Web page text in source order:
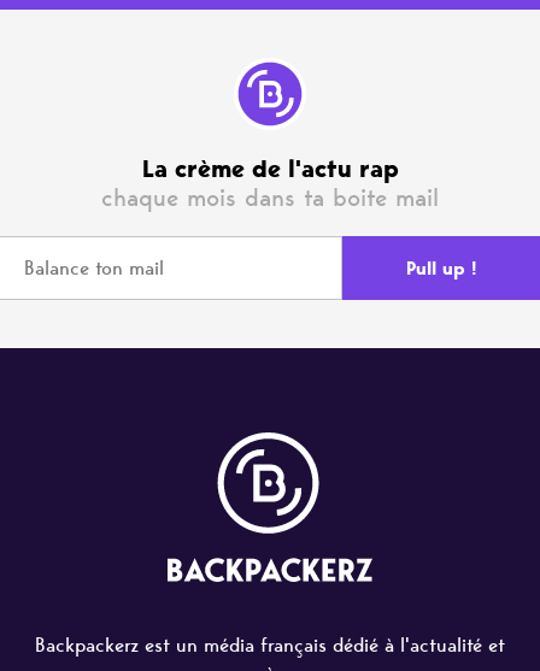
La crème de l'actu rap
chaque mois dans ta boite mail
Backpackerz est un média français dédié à l'actualité et